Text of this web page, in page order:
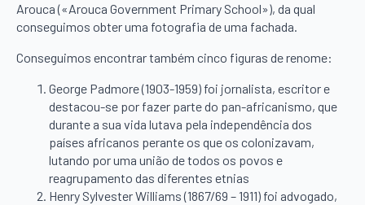
Arouca («Arouca Government Primary School»), da qual
conseguimos obter uma fotografia de uma fachada.
Conseguimos encontrar também cinco figuras de renome:
George Padmore (1903-1959) foi jornalista, escritor e
destacou-se por fazer parte do pan-africanismo, que
durante a sua vida lutava pela independência dos
países africanos perante os que os colonizavam,
lutando por uma união de todos os povos e
reagrupamento das diferentes etnias
Henry Sylvester Williams (1867/69 – 1911) foi advogado,